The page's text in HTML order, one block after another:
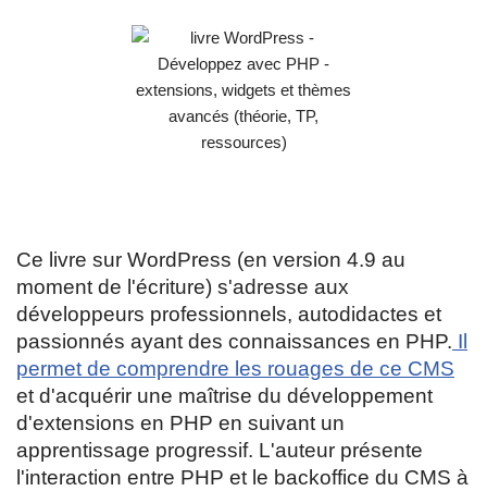
Ce livre sur WordPress (en version 4.9 au
moment de l'écriture) s'adresse aux
développeurs professionnels, autodidactes et
passionnés ayant des connaissances en PHP. Il
permet de comprendre les rouages de ce CMS
et d'acquérir une maîtrise du développement
d'extensions en PHP en suivant un
apprentissage progressif. L'auteur présente
l'interaction entre PHP et le backoffice du CMS à